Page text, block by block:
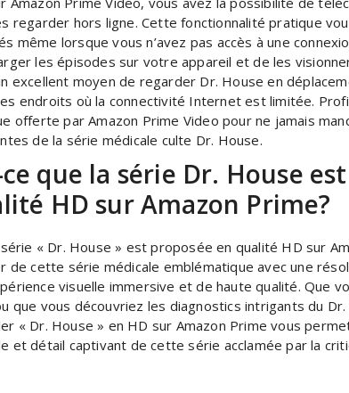
regarder hors ligne. Cette fonctionnalité pratique
même lorsque vous n’avez pas accès à une
les épisodes sur votre appareil et de les
excellent moyen de regarder Dr. House en
endroits où la connectivité Internet est limitée.
offerte par Amazon Prime Video pour ne jamais
de la série médicale culte Dr. House.
ce que la série Dr. House
HD sur Amazon Prime?
« Dr. House » est proposée en qualité HD sur
de cette série médicale emblématique avec une
visuelle immersive et de haute qualité. Que
que vous découvriez les diagnostics intrigants du
« Dr. House » en HD sur Amazon Prime vous
et détail captivant de cette série acclamée par la